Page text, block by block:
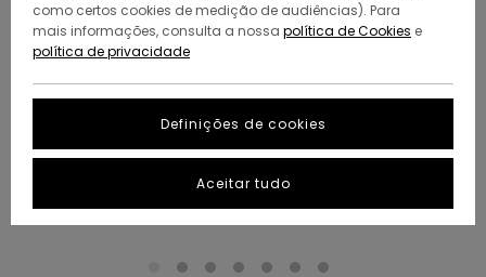
como certos cookies de medição de audiências). Para
mais informações, consulta a nossa política de Cookies e
política de privacidade
Definições de cookies
Aceitar tudo